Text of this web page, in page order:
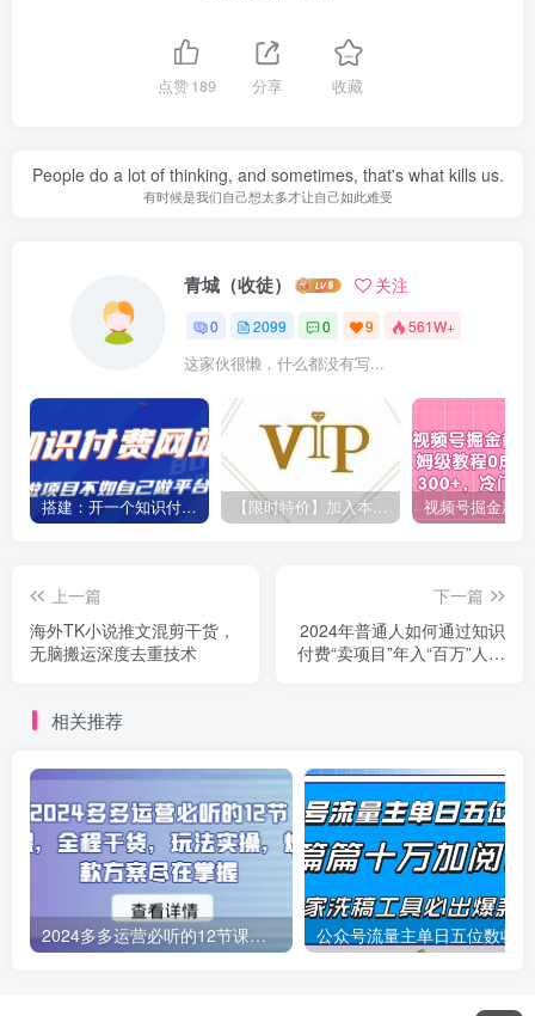
点赞189 分享 收藏
People do a lot of thinking, and sometimes, that's what kills us.
有时候是我们自己想太多才让自己如此难受
青城（收徒） 关注
0 2099 0 9 561W+
这家伙很懒，什么都没有写...
搭建：开一个知识付费资源网站，24小时全自动赚钱！ 【限时特价】加入本站VIP会员，海量最新各大团队网赚内部教程全免费，每天持续更新！
上一篇
海外TK小说推文混剪干货，
无脑搬运深度去重技术
下一篇
2024年普通人如何通过知识
付费“卖项目”年入“百万”人设
相关推荐
2024多多运营必听的12节课，全程干货，玩法实操，爆款方案尽在掌握